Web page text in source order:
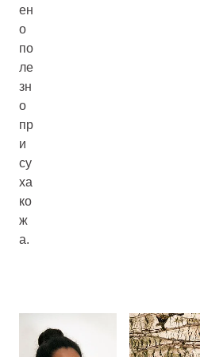
ен
о
по
ле
зн
о
пр
и
су
ха
ко
ж
а.